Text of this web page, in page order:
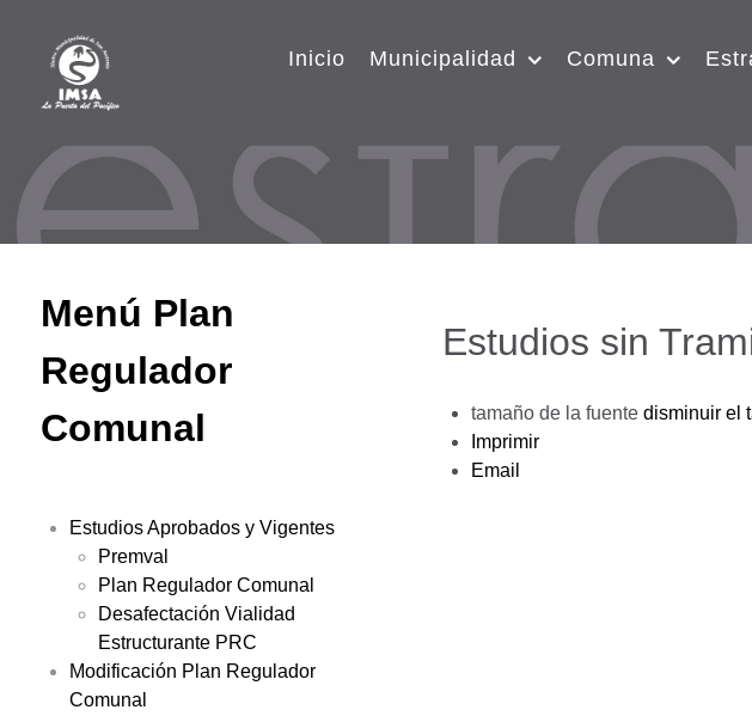
Inicio Municipalidad Comuna
Menú Plan
Regulador
Comunal
Estudios Aprobados y Vigentes
Premval
Plan Regulador Comunal
Desafectación Vialidad
Estructurante PRC
Modificación Plan Regulador
Comunal
Estudios sin
tamaño de la fuente disminuir el
Imprimir
Email